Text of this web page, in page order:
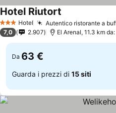
3 StelleHotel Autentico ristorante a
Hotel Riutort
7,0 2.907 El Arenal, 11.3 km
Da 63 €
Guarda i prezzi di 15 siti